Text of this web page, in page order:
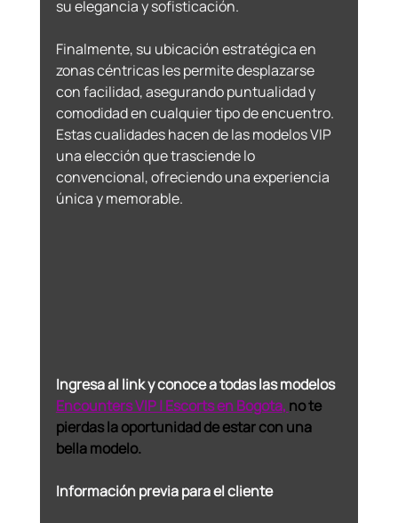
su elegancia y sofisticación.
Finalmente, su ubicación estratégica en
zonas céntricas les permite desplazarse
con facilidad, asegurando puntualidad y
comodidad en cualquier tipo de encuentro.
Estas cualidades hacen de las modelos VIP
una elección que trasciende lo
convencional, ofreciendo una experiencia
única y memorable.
Ingresa al link y conoce a todas las modelos
Encounters VIP | Escorts en Bogota, no te
pierdas la oportunidad de estar con una
bella modelo.
Información previa para el cliente